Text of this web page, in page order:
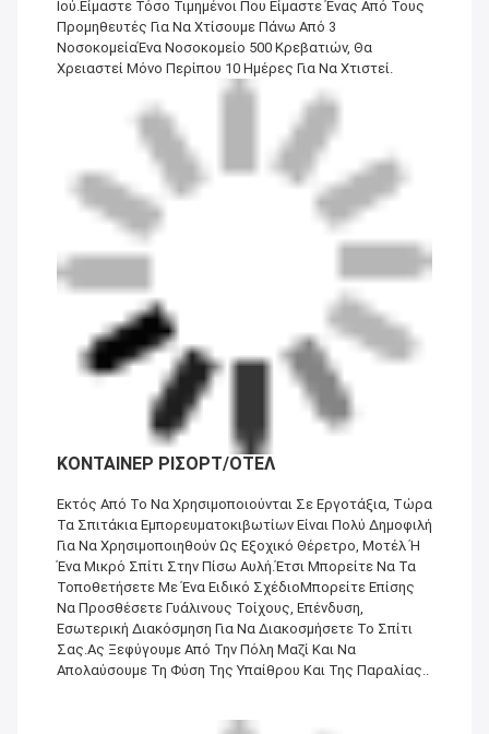
Ιού.Είμαστε Τόσο Τιμημένοι Που Είμαστε Ένας Από Τους
Προμηθευτές Για Να Χτίσουμε Πάνω Από 3
ΝοσοκομείαΈνα Νοσοκομείο 500 Κρεβατιών, Θα
Χρειαστεί Μόνο Περίπου 10 Ημέρες Για Να Χτιστεί.
ΚΟΝΤΑΙΝΕΡ ΡΙΣΟΡΤ/ΟΤΕΛ
Εκτός Από Το Να Χρησιμοποιούνται Σε Εργοτάξια, Τώρα
Τα Σπιτάκια Εμπορευματοκιβωτίων Είναι Πολύ Δημοφιλή
Για Να Χρησιμοποιηθούν Ως Εξοχικό Θέρετρο, Μοτέλ Ή
Ένα Μικρό Σπίτι Στην Πίσω Αυλή.Έτσι Μπορείτε Να Τα
Τοποθετήσετε Με Ένα Ειδικό ΣχέδιοΜπορείτε Επίσης
Να Προσθέσετε Γυάλινους Τοίχους, Επένδυση,
Εσωτερική Διακόσμηση Για Να Διακοσμήσετε Το Σπίτι
Σας.Ας Ξεφύγουμε Από Την Πόλη Μαζί Και Να
Απολαύσουμε Τη Φύση Της Υπαίθρου Και Της Παραλίας..